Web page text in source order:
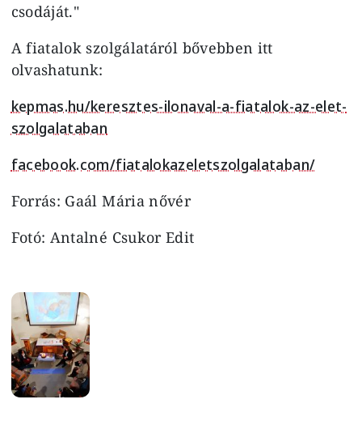
csodáját."
A fiatalok szolgálatáról bővebben itt
olvashatunk:
kepmas.hu/keresztes-ilonaval-a-fiatalok-az-elet-
szolgalataban
facebook.com/fiatalokazeletszolgalataban/
Forrás: Gaál Mária nővér
Fotó: Antalné Csukor Edit
Image